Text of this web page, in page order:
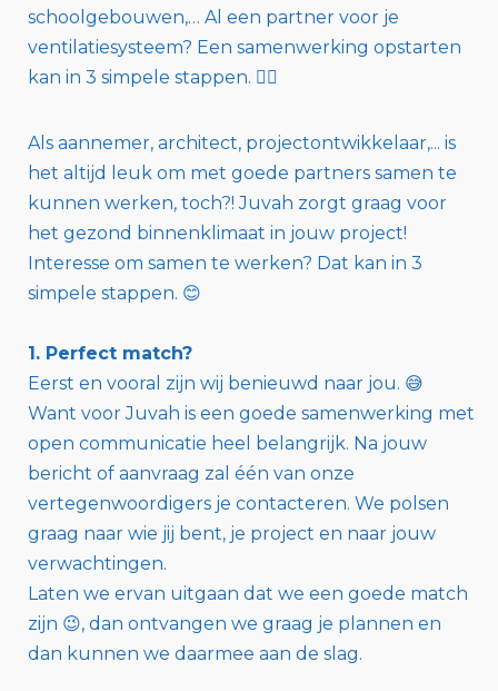
schoolgebouwen,… Al een partner voor je
ventilatiesysteem? Een samenwerking opstarten
kan in 3 simpele stappen. 💁‍♂️
Als aannemer, architect, projectontwikkelaar,... is
het altijd leuk om met goede partners samen te
kunnen werken, toch?! Juvah zorgt graag voor
het gezond binnenklimaat in jouw project!
Interesse om samen te werken? Dat kan in 3
simpele stappen. 😊
1. Perfect match?
Eerst en vooral zijn wij benieuwd naar jou. 😅
Want voor Juvah is een goede samenwerking met
open communicatie heel belangrijk. Na jouw
bericht of aanvraag zal één van onze
vertegenwoordigers je contacteren. We polsen
graag naar wie jij bent, je project en naar jouw
verwachtingen.
Laten we ervan uitgaan dat we een goede match
zijn 😉, dan ontvangen we graag je plannen en
dan kunnen we daarmee aan de slag.